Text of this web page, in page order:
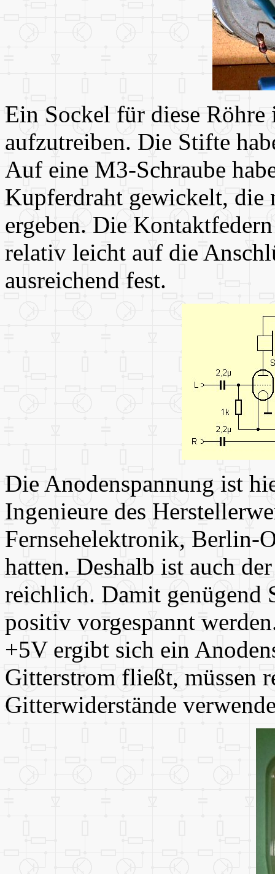
Ein Sockel für diese
aufzutreiben. Die Stifte
Auf eine M3-Schraube
Kupferdraht gewickelt, die
ergeben. Die
relativ leicht auf die
ausreichend fest.
Die Anodenspannung ist
Ingenieure des
Fernsehelektronik, Berlin-
hatten. Deshalb ist auch
reichlich. Damit genügend
positiv vorgespannt
+5V ergibt sich ein
Gitterstrom fließt, müssen
Gitterwiderstände